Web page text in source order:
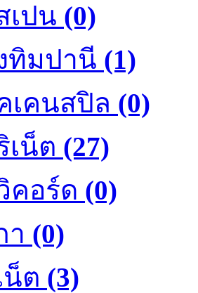
เปน (0)
ทิมปานี (1)
เคนสปิล (0)
เน็ต (27)
คอร์ด (0)
า (0)
น็ต (3)